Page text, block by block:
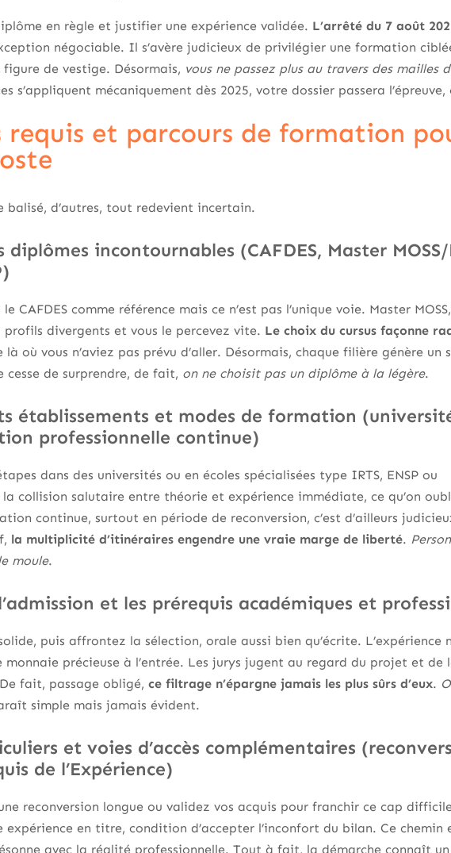
en règle et justifier une expérience validée. L’arrêté du 7 août
négociable. Il s’avère judicieux de privilégier une formation
de vestige. Désormais, vous ne passez plus au travers des mailles
s’appliquent mécaniquement dès 2025, votre dossier passera l’épreuve,
requis et parcours de formation
balisé, d’autres, tout redevient incertain.
incontournables (CAFDES, Master MOSS/
comme référence mais ce n’est pas l’unique voie. Master MOSS,
profils divergents et vous le percevez vite. Le choix du cursus façonne
où vous n’aviez pas prévu d’aller. Désormais, chaque filière génère un
de surprendre, de fait, on ne choisit pas un diplôme à la légère.
établissements et modes de formation
professionnelle continue)
dans des universités ou en écoles spécialisées type IRTS, ENSP ou
la collision salutaire entre théorie et expérience immédiate, ce qu’on
continue, surtout en période de reconversion, c’est d’ailleurs
la multiplicité d’itinéraires engendre une vraie marge de liberté.
moule.
et les prérequis académiques et
puis affrontez la sélection, orale aussi bien qu’écrite. L’expérience
précieuse à l’entrée. Les jurys jugent au regard du projet et de
De fait, passage obligé, ce filtrage n’épargne jamais les plus sûrs d’eux.
simple mais jamais évident.
et voies d’accès complémentaires
de l’Expérience)
reconversion longue ou validez vos acquis pour franchir ce cap
en titre, condition d’accepter l’inconfort du bilan. Ce chemin
avec la réalité professionnelle. Tout à fait, la démarche connaît